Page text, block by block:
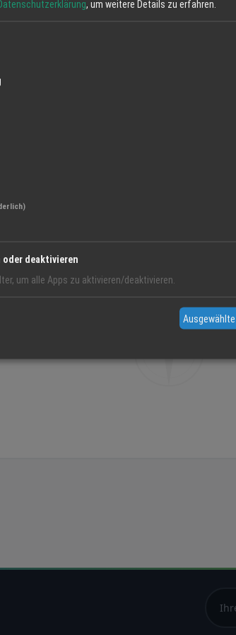
, um weitere Details zu erfahren.
deaktivieren
um alle Apps zu aktivieren/deaktivieren.